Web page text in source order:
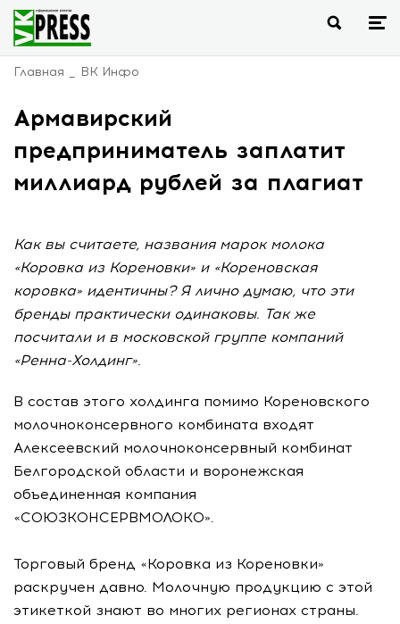
Главная ВК Инфо
Армавирский
предприниматель заплатит
миллиард рублей за плагиат
Как вы считаете, названия марок молока
«Коровка из Кореновки» и «Кореновская
коровка» идентичны? Я лично думаю, что эти
бренды практически одинаковы. Так же
посчитали и в московской группе компаний
«Ренна-Холдинг».
В состав этого холдинга помимо Кореновского
молочноконсервного комбината входят
Алексеевский молочноконсервный комбинат
Белгородской области и воронежская
объединенная компания
«СОЮЗКОНСЕРВМОЛОКО».
Торговый бренд «Коровка из Кореновки»
раскручен давно. Молочную продукцию с этой
этикеткой знают во многих регионах страны.